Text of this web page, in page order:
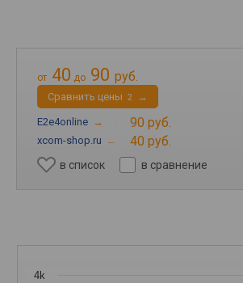
от 40 до 90 руб.
Cравнить цены 2 →
E2e4online → 90 руб.
xcom-shop.ru → 40 руб.
в список в сравнение
4k